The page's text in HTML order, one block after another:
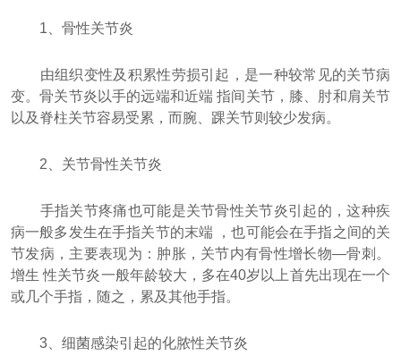
1、骨性关节炎
由组织变性及积累性劳损引起，是一种较常见的关节病
变。骨关节炎以手的远端和近端 指间关节，膝、肘和肩关节
以及脊柱关节容易受累，而腕、踝关节则较少发病。
2、关节骨性关节炎
手指关节疼痛也可能是关节骨性关节炎引起的，这种疾
病一般多发生在手指关节的末端 ，也可能会在手指之间的关
节发病，主要表现为：肿胀，关节内有骨性增长物—骨刺。
增生 性关节炎一般年龄较大，多在40岁以上首先出现在一个
或几个手指，随之，累及其他手指。
3、细菌感染引起的化脓性关节炎